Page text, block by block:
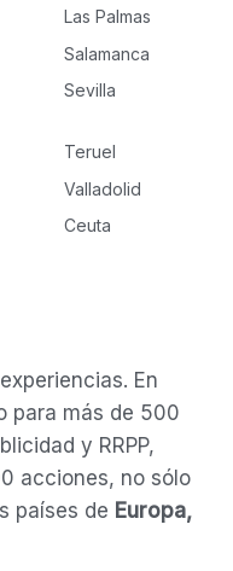
Las Palmas
Salamanca
Sevilla
Teruel
Valladolid
Ceuta
En
para más de 500
y RRPP,
acciones, no sólo
países de Europa,